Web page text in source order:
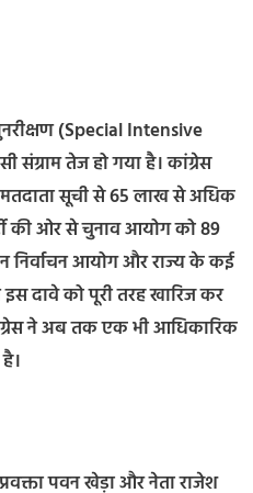
(Special Intensive
संग्राम तेज हो गया है। कांग्रेस
मतदाता सूची से 65 लाख से अधिक
की ओर से चुनाव आयोग को 89
निर्वाचन आयोग और राज्य के कई
दावे को पूरी तरह खारिज कर
ने अब तक एक भी आधिकारिक
पवन खेड़ा और नेता राजेश